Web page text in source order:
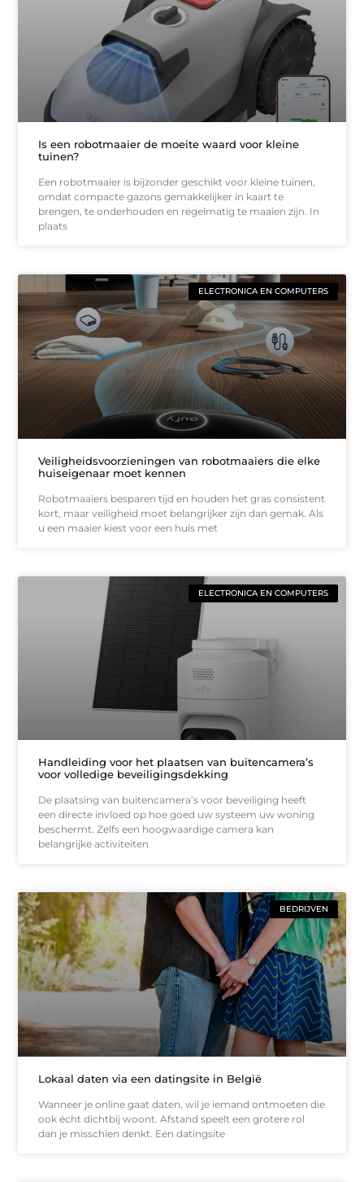
Is een robotmaaier de moeite waard voor kleine
tuinen?
Een robotmaaier is bijzonder geschikt voor kleine tuinen,
omdat compacte gazons gemakkelijker in kaart te
brengen, te onderhouden en regelmatig te maaien zijn. In
plaats
ELECTRONICA EN COMPUTERS
Veiligheidsvoorzieningen van robotmaaiers die elke
huiseigenaar moet kennen
Robotmaaiers besparen tijd en houden het gras consistent
kort, maar veiligheid moet belangrijker zijn dan gemak. Als
u een maaier kiest voor een huis met
ELECTRONICA EN COMPUTERS
Handleiding voor het plaatsen van buitencamera’s
voor volledige beveiligingsdekking
De plaatsing van buitencamera’s voor beveiliging heeft
een directe invloed op hoe goed uw systeem uw woning
beschermt. Zelfs een hoogwaardige camera kan
belangrijke activiteiten
BEDRIJVEN
Lokaal daten via een datingsite in België
Wanneer je online gaat daten, wil je iemand ontmoeten die
ook écht dichtbij woont. Afstand speelt een grotere rol
dan je misschien denkt. Een datingsite